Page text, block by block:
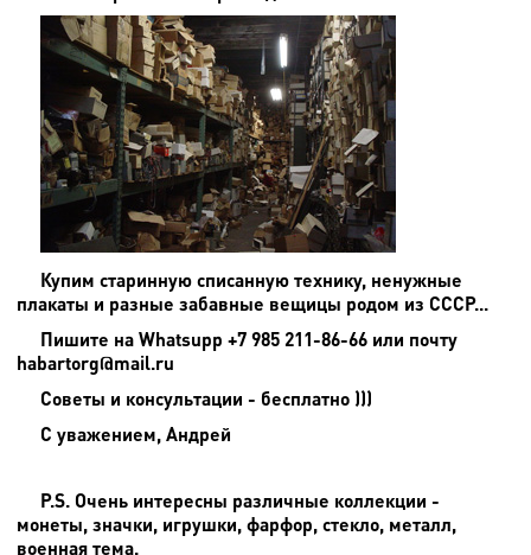
Купим старинную списанную технику, ненужные
плакаты и разные забавные вещицы родом из СССР...
Пишите на Whatsupp +7 985 211-86-66 или почту
habartorg@mail.ru
Советы и консультации - бесплатно )))
С уважением, Андрей
P.S. Очень интересны различные коллекции -
монеты, значки, игрушки, фарфор, стекло, металл,
военная тема.